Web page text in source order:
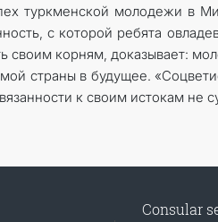
туркменской молодежи в
с которой ребята
своим корням, доказывает:
страны в будущее.
к своим истокам не
Consular